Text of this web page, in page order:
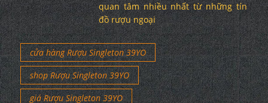
quan tâm nhiều nhất từ những tín
đồ rượu ngoại
cửa hàng Rượu Singleton 39YO
shop Rượu Singleton 39YO
giá Rượu Singleton 39YO